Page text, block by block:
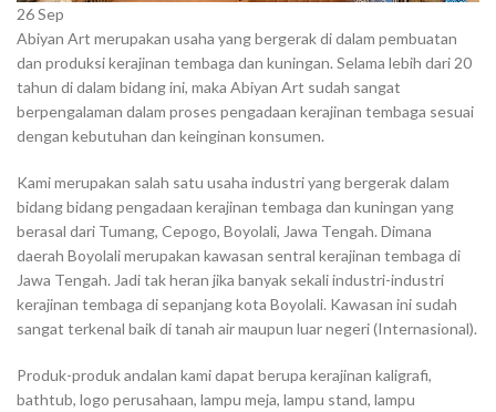
26Sep
Abiyan Art merupakan usaha yang bergerak di dalam pembuatan
dan produksi kerajinan tembaga dan kuningan. Selama lebih dari 20
tahun di dalam bidang ini, maka Abiyan Art sudah sangat
berpengalaman dalam proses pengadaan kerajinan tembaga sesuai
dengan kebutuhan dan keinginan konsumen.
Kami merupakan salah satu usaha industri yang bergerak dalam
bidang bidang pengadaan kerajinan tembaga dan kuningan yang
berasal dari Tumang, Cepogo, Boyolali, Jawa Tengah. Dimana
daerah Boyolali merupakan kawasan sentral kerajinan tembaga di
Jawa Tengah. Jadi tak heran jika banyak sekali industri-industri
kerajinan tembaga di sepanjang kota Boyolali. Kawasan ini sudah
sangat terkenal baik di tanah air maupun luar negeri (Internasional).
Produk-produk andalan kami dapat berupa kerajinan kaligrafi,
bathtub, logo perusahaan, lampu meja, lampu stand, lampu